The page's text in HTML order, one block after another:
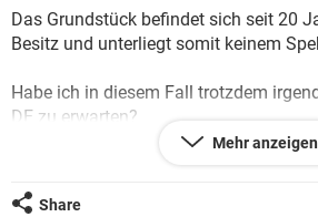
Das Grundstück befindet sich seit 20
Besitz und unterliegt somit keinem
Habe ich in diesem Fall trotzdem
DE zu erwarten?
Mehr anzeigen
Share